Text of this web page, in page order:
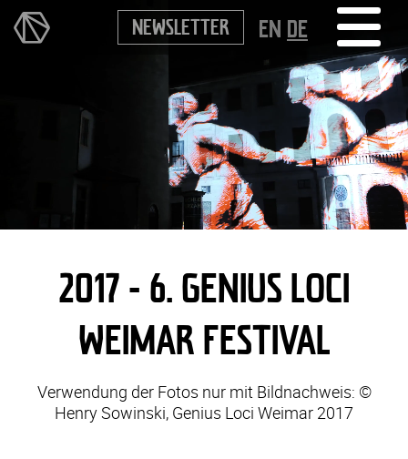
NEWSLETTER EN DE
2017 - 6. GENIUS LOCI
WEIMAR FESTIVAL
Verwendung der Fotos nur mit Bildnachweis: ©
Henry Sowinski, Genius Loci Weimar 2017